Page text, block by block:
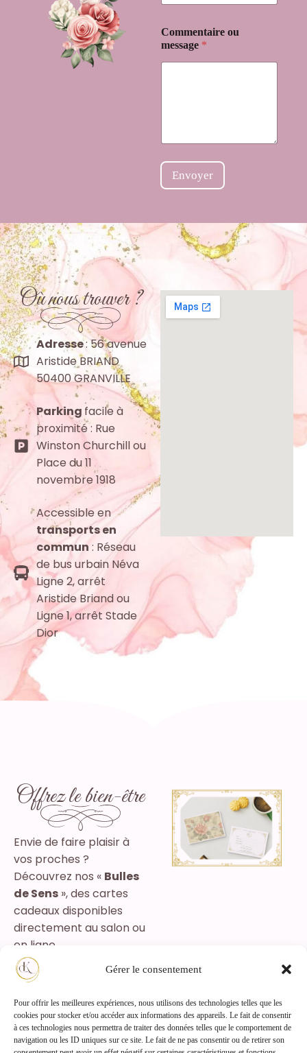
Gérer le consentement
Pour offrir les meilleures expériences, nous utilisons des technologies telles que les
cookies pour stocker et/ou accéder aux informations des appareils. Le fait de consentir
à ces technologies nous permettra de traiter des données telles que le comportement de
navigation ou les ID uniques sur ce site. Le fait de ne pas consentir ou de retirer son
u
*
C
i
e
Commentaire ou
message *
Envoyer
Où nous trouver ?
Adresse: 56 avenue
Aristide BRIAND
50400 GRANVILLE
Parking facile à
proximité : Rue
Winston Churchill ou
Place du 11
novembre 1918
Accessible en
transports en
commun : Réseau
de bus urbain Néva
Ligne 2, arrêt
Aristide Briand ou
Ligne 1, arrêt Stade
Dior
Offrez le bien-être
Envie de faire plaisir à
vos proches ?
Découvrez nos « Bulles
de Sens », des cartes
cadeaux disponibles
directement au salon ou
en ligne.
cadeau